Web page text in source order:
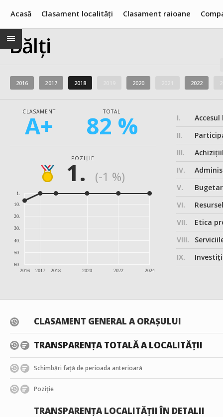
Acasă Clasament localități Clasament raioane
Bălți
2016 2017 2018 2020 2022
CLASAMENT
A+ TOTAL
82 %
POZIȚIE
1. (-1 %)
2016 2017 2018 2020 2022 2024
1.
10.
20.
30.
40.
50.
60.
I.
II.
III.
IV.
V.
VI.
VII.
Etica
VIII.
IX.
Investițiile,
CLASAMENT GENERAL A ORAȘULUI
TRANSPARENȚA TOTALĂ A LOCALITĂȚII
Schimbări față de perioada anterioară
Poziție
TRANSPARENȚA LOCALITĂȚII ÎN DETALII